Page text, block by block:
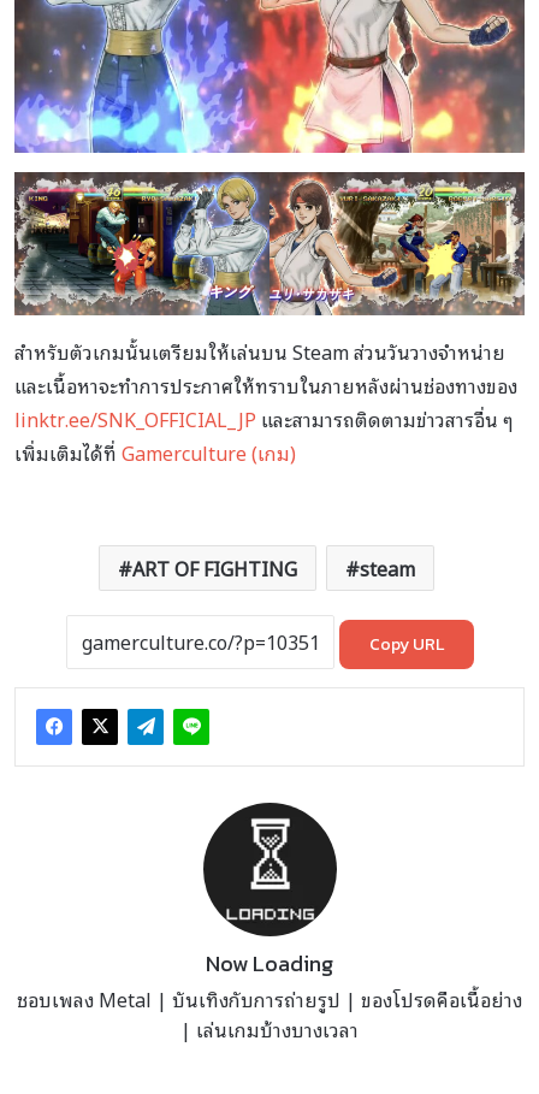
สำหรับตัวเกมนั้นเตรียมให้เล่นบน Steam ส่วนวันวางจำหน่าย
และเนื้อหาจะทำการประกาศให้ทราบในภายหลังผ่านช่องทางของ
linktr.ee/SNK_OFFICIAL_JP และสามารถติดตามข่าวสารอื่น ๆ
เพิ่มเติมได้ที่Gamerculture (เกม)
ART OF FIGHTING steam
Copy URL
Now Loading
ชอบเพลง Metal | บันเทิงกับการถ่ายรูป | ของโปรดคือเนื้อย่าง
| เล่นเกมบ้างบางเวลา